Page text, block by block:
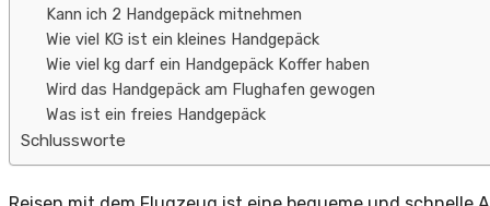
Kann ich 2 Handgepäck mitnehmen
Wie viel KG ist ein kleines Handgepäck
Wie viel kg darf ein Handgepäck Koffer haben
Wird das Handgepäck am Flughafen gewogen
Was ist ein freies Handgepäck
Schlussworte